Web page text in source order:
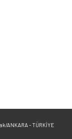
ANKARA - TÜRKİYE